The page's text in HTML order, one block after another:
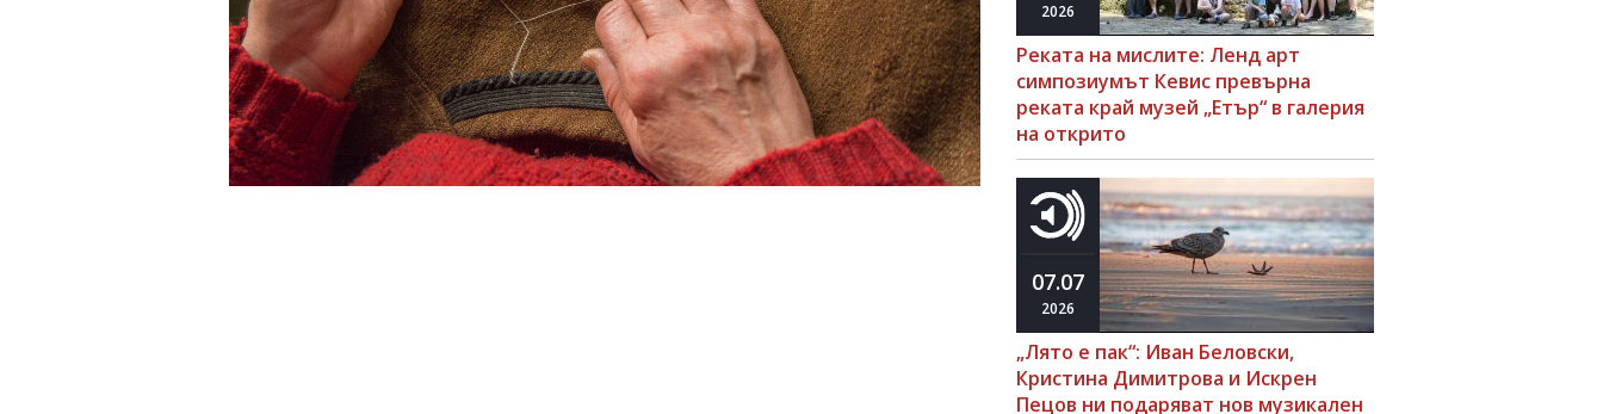
2026
Реката на мислите: Ленд арт
симпозиумът Кевис превърна
реката край музей „Етър“ в галерия
на открито
07.07
2026
„Лято е пак“: Иван Беловски,
Кристина Димитрова и Искрен
Пецов ни подаряват нов музикален